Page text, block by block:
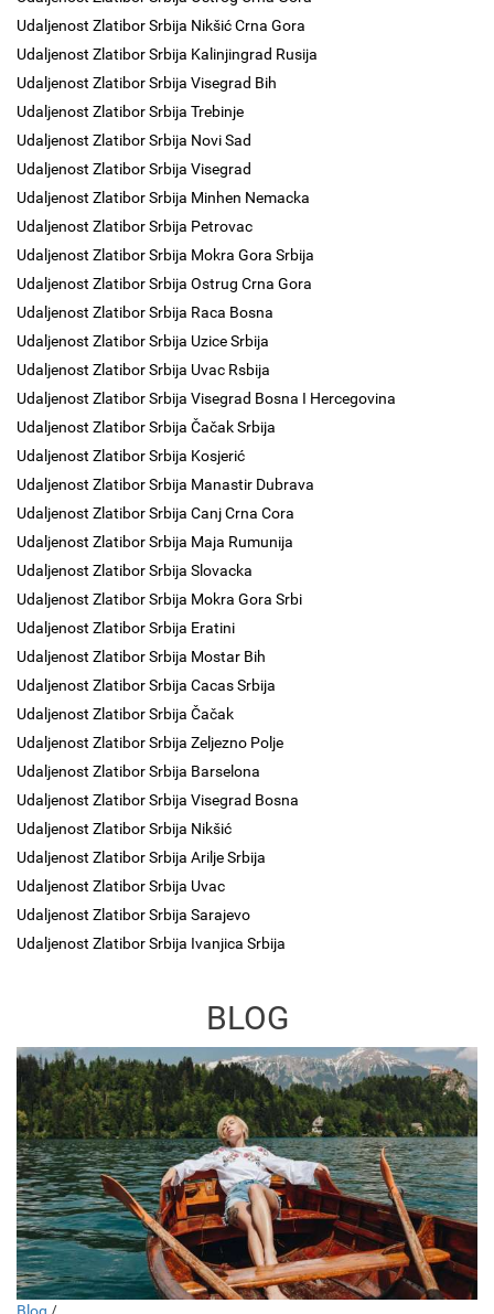
Udaljenost Zlatibor Srbija Nikšić Crna Gora
Udaljenost Zlatibor Srbija Kalinjingrad Rusija
Udaljenost Zlatibor Srbija Visegrad Bih
Udaljenost Zlatibor Srbija Trebinje
Udaljenost Zlatibor Srbija Novi Sad
Udaljenost Zlatibor Srbija Visegrad
Udaljenost Zlatibor Srbija Minhen Nemacka
Udaljenost Zlatibor Srbija Petrovac
Udaljenost Zlatibor Srbija Mokra Gora Srbija
Udaljenost Zlatibor Srbija Ostrug Crna Gora
Udaljenost Zlatibor Srbija Raca Bosna
Udaljenost Zlatibor Srbija Uzice Srbija
Udaljenost Zlatibor Srbija Uvac Rsbija
Udaljenost Zlatibor Srbija Visegrad Bosna I Hercegovina
Udaljenost Zlatibor Srbija Čačak Srbija
Udaljenost Zlatibor Srbija Kosjerić
Udaljenost Zlatibor Srbija Manastir Dubrava
Udaljenost Zlatibor Srbija Canj Crna Cora
Udaljenost Zlatibor Srbija Maja Rumunija
Udaljenost Zlatibor Srbija Slovacka
Udaljenost Zlatibor Srbija Mokra Gora Srbi
Udaljenost Zlatibor Srbija Eratini
Udaljenost Zlatibor Srbija Mostar Bih
Udaljenost Zlatibor Srbija Cacas Srbija
Udaljenost Zlatibor Srbija Čačak
Udaljenost Zlatibor Srbija Zeljezno Polje
Udaljenost Zlatibor Srbija Barselona
Udaljenost Zlatibor Srbija Visegrad Bosna
Udaljenost Zlatibor Srbija Nikšić
Udaljenost Zlatibor Srbija Arilje Srbija
Udaljenost Zlatibor Srbija Uvac
Udaljenost Zlatibor Srbija Sarajevo
Udaljenost Zlatibor Srbija Ivanjica Srbija
BLOG